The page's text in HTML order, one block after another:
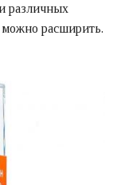
различных
расширить.